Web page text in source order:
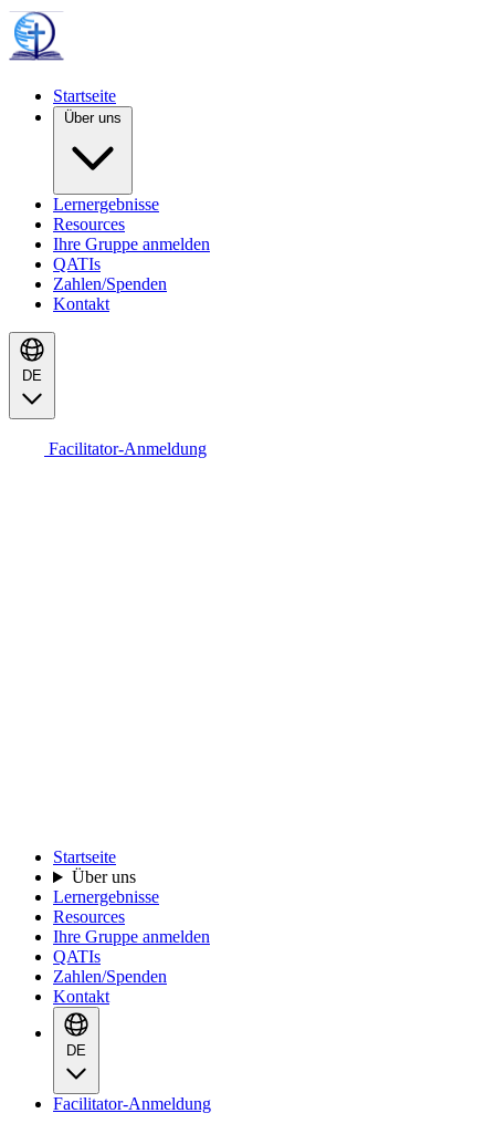
Startseite
Über uns
Lernergebnisse
Resources
Ihre Gruppe anmelden
QATIs
Zahlen/Spenden
Kontakt
DE
Facilitator-Anmeldung
Startseite
Über uns
Lernergebnisse
Resources
Ihre Gruppe anmelden
QATIs
Zahlen/Spenden
Kontakt
DE
Facilitator-Anmeldung